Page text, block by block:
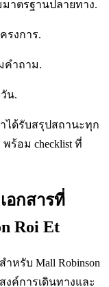
าตรฐานปลายทาง.
รงการ.
คำถาม.
น.
ได้รับสรุปสถานะทุก
ร้อม checklist ที่
อกสารที่
Roi Et
หรับ Mall Robinson
งค์การเดินทางและ